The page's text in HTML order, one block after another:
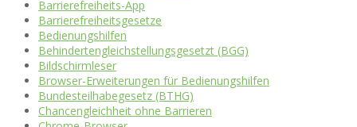
Barrierefreiheits-App
Barrierefreiheitsgesetze
Bedienungshilfen
Behindertengleichstellungsgesetzt (BGG)
Bildschirmleser
Browser-Erweiterungen für Bedienungshilfen
Bundesteilhabegesetz (BTHG)
Chancengleichheit ohne Barrieren